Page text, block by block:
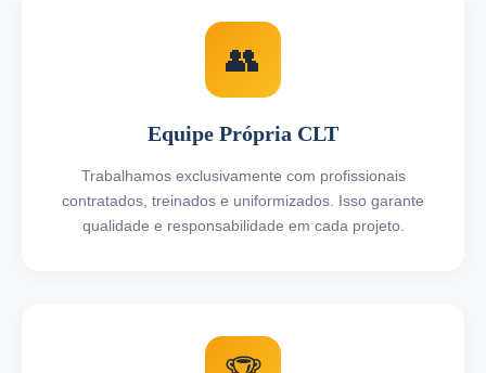
👥
Equipe Própria CLT
Trabalhamos exclusivamente com profissionais
contratados, treinados e uniformizados. Isso garante
qualidade e responsabilidade em cada projeto.